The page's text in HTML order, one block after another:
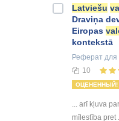
Latviešu
Draviņa
Eiropas
kontekstā
Реферат для
10
ОЦЕНЕННЫЙ!
... arī kļuva par
mīlestība pret